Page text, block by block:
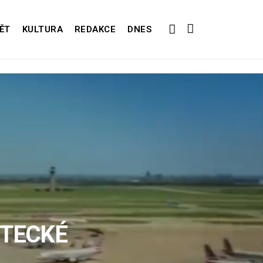
KULTURA REDAKCE DNES